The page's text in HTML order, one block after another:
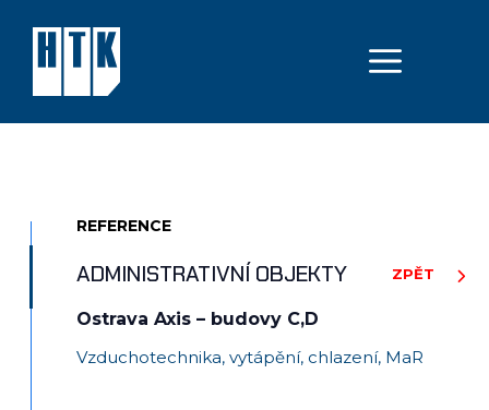
REFERENCE
ADMINISTRATIVNÍ OBJEKTY ZPĚT
Ostrava Axis – budovy C,D
Vzduchotechnika, vytápění, chlazení, MaR